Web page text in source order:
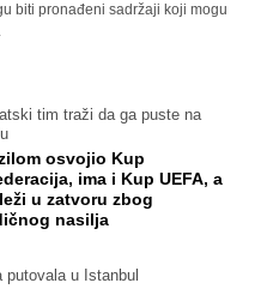
biti pronađeni sadržaji koji mogu
tim traži da ga puste na
osvojio Kup
ima i Kup UEFA, a
u zatvoru zbog
nasilja
putovala u Istanbul